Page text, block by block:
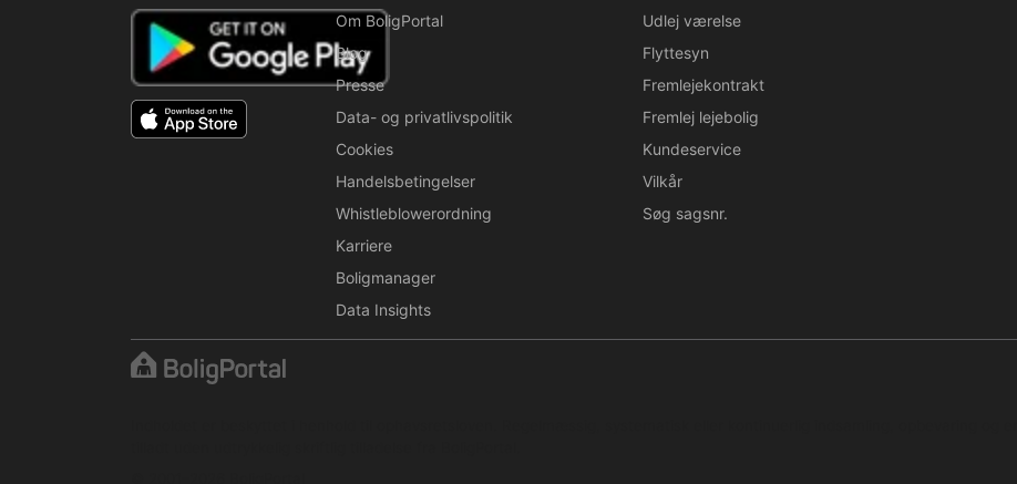
Om BoligPortal
Blog
Presse
Data- og privatlivspolitik
Cookies
Handelsbetingelser
Whistleblowerordning
Karriere
Boligmanager
Data Insights
Udlej værelse
Flyttesyn
Fremlejekontrakt
Fremlej lejebolig
Kundeservice
Vilkår
Søg sagsnr.